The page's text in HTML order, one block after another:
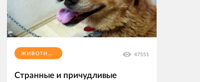
ЖИВОТНЫЕ 47551
Странные и причудливые